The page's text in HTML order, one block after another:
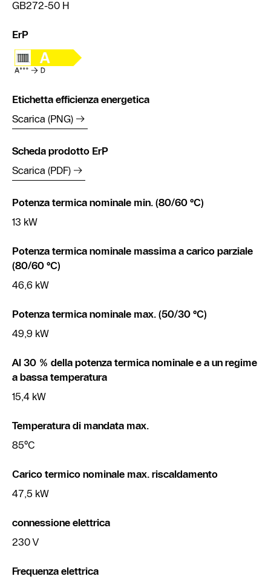
GB272-50 H
ErP
Etichetta efficienza energetica
Scarica (PNG)
Scheda prodotto ErP
Scarica (PDF)
Potenza termica nominale min. (80/60 °C)
13 kW
Potenza termica nominale massima a carico parziale
(80/60 °C)
46,6 kW
Potenza termica nominale max. (50/30 °C)
49,9 kW
Al 30 % della potenza termica nominale e a un regime
a bassa temperatura
15,4 kW
Temperatura di mandata max.
85°C
Carico termico nominale max. riscaldamento
47,5 kW
connessione elettrica
230 V
Frequenza elettrica